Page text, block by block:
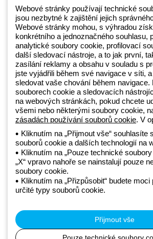
Beghelli je součástí GEWISS Group od roku
GEWISS LightZone, kde vyvíjíme propojená
transformují komplexitu do jednoduchosti a
koncové zákazníky v uspokojování jejich
GEWISS
Czechia:CS
+420 531 014 111
Zásady ochrany osobních údajů
Zásady používání souborů cookie
Obchodní podmínky
Všechny zásady
Accessibility
to the direction and coordination of Gewiss
00666341201 - Registered in the Register
Webové stránky používají technické
jsou nezbytné k zajištění jejich
Webové stránky mohou, s výhradou
konkrétního a jednoznačného souhlasu,
analytické soubory cookie, profilovací
další sledovací nástroje, a to jak první,
zasílání reklamy a obsahu v souladu s
jste vyjádřili během své navigace v síti,
sledovat vaše chování během navigace.
souborech cookie a sledovacích
na webových stránkách, pokud chcete
všemi nebo některými soubory cookie,
zásadách používání souborů cookie. V
Kliknutím na „Přijmout vše“ souhlasíte
souborů cookie a dalších technologií na
Kliknutím na „Pouze technické
„X“ vpravo nahoře se nainstalují pouze
soubory cookie.
Kliknutím na „Přizpůsobit“ budete
určité typy souborů cookie.
Přijmout vše